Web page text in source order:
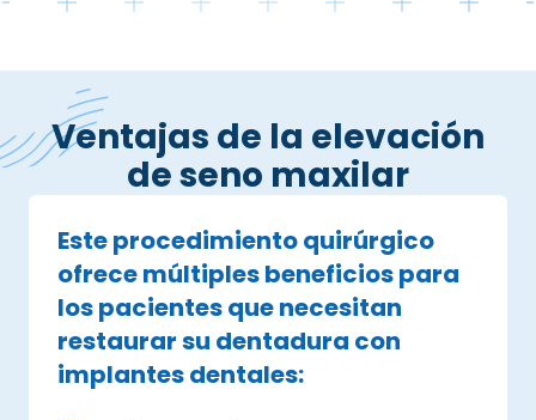
Ventajas de la elevación
de seno maxilar
Este procedimiento quirúrgico
ofrece múltiples beneficios para
los pacientes que necesitan
restaurar su dentadura con
implantes dentales: